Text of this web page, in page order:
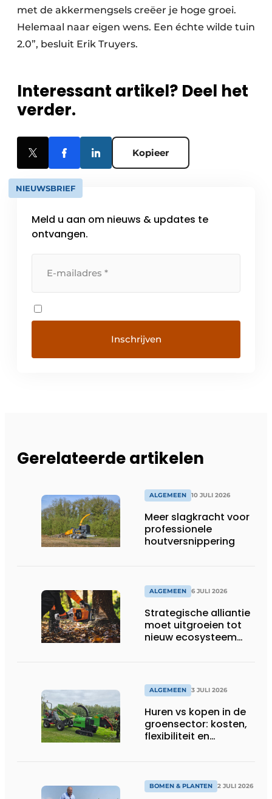
met de akkermengsels creëer je hoge groei.
Helemaal naar eigen wens. Een échte wilde tuin
2.0”, besluit Erik Truyers.
Interessant artikel? Deel het
verder.
Kopieer
NIEUWSBRIEF
Meld u aan om nieuws & updates te
ontvangen.
Gerelateerde artikelen
ALGEMEEN 10 JULI 2026
Meer slagkracht voor
professionele
houtversnippering
ALGEMEEN 6 JULI 2026
Strategische alliantie
moet uitgroeien tot
nieuw ecosysteem
ALGEMEEN 3 JULI 2026
Huren vs kopen in de
groensector: kosten,
flexibiliteit en
BOMEN & PLANTEN 2 JULI 2026